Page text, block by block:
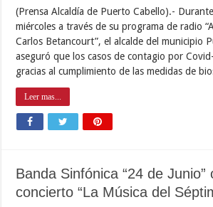
(Prensa Alcaldía de Puerto Cabello).-
miércoles a través de su programa de radio
Carlos Betancourt”, el alcalde del municipio
aseguró que los casos de contagio por
gracias al cumplimiento de las medidas de
Leer mas...
Banda Sinfónica “24 de Junio”
concierto “La Música del